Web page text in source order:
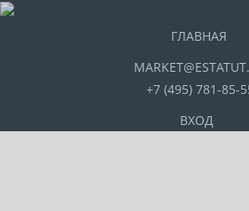
ГЛАВНАЯ
+7 (495) 781-85-
ВХОД